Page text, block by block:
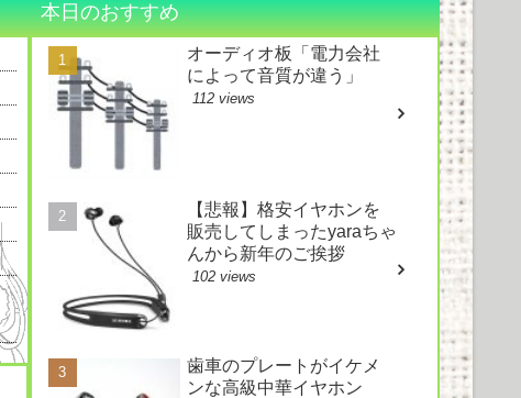
本日のおすすめ
オーディオ板「電力会社
によって音質が違う」
112 views
【悲報】格安イヤホンを
販売してしまったyaraちゃ
んから新年のご挨拶
102 views
歯車のプレートがイケメ
ンな高級中華イヤホン